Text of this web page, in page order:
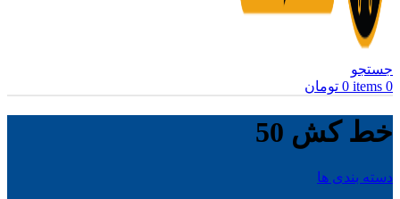
جستجو
0
items
0 تومان
خط کش 50
دسته بندی ها